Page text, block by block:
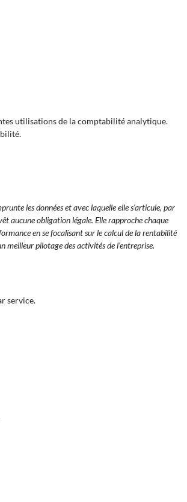
utilisations de la comptabilité analytique.
les données et avec laquelle elle s‘articule, par
aucune obligation légale. Elle rapproche chaque
en se focalisant sur le calcul de la rentabilité
pilotage des activités de l’entreprise.
service.